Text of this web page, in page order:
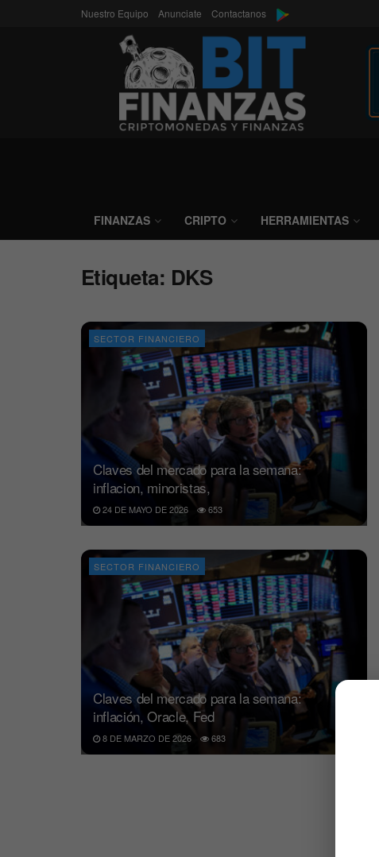
Nuestro Equipo Anunciate Contactanos
FINANZAS CRIPTO HERRAMIENTAS
Etiqueta: DKS
SECTOR FINANCIERO
Claves del mercado para la semana:
inflacion, minoristas,
24 DE MAYO DE 2026 653
SECTOR FINANCIERO
Claves del mercado para la semana:
inflación, Oracle, Fed
8 DE MARZO DE 2026 683